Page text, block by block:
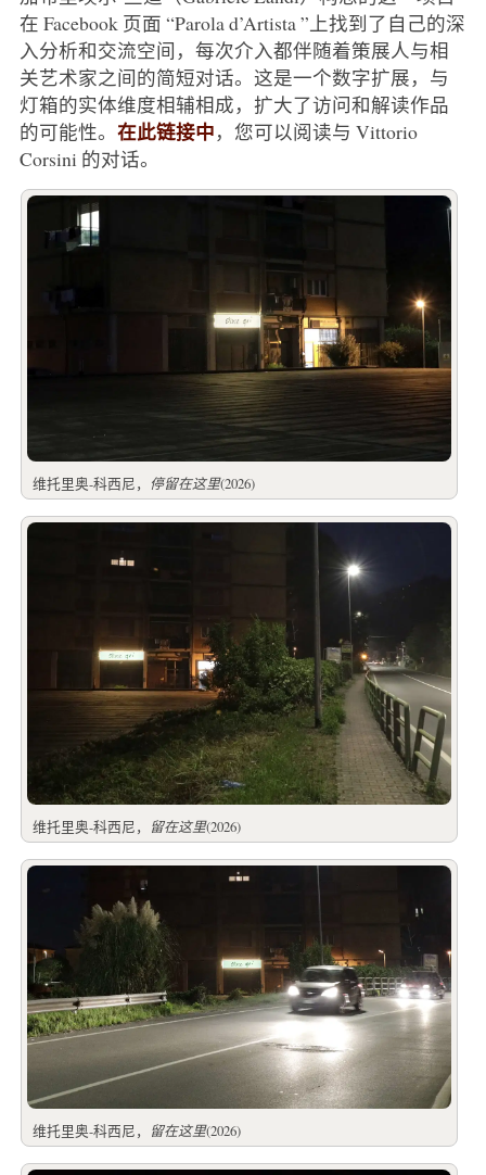
在 Facebook 页面 “Parola d’Artista ”上找到了自己的深
入分析和交流空间，每次介入都伴随着策展人与相
关艺术家之间的简短对话。这是一个数字扩展，与
灯箱的实体维度相辅相成，扩大了访问和解读作品
的可能性。 在此链接中，您可以阅读与 Vittorio
Corsini 的对话。
维托里奥-科西尼， 停留在这里(2026)
维托里奥-科西尼， 留在这里(2026)
维托里奥-科西尼， 留在这里(2026)